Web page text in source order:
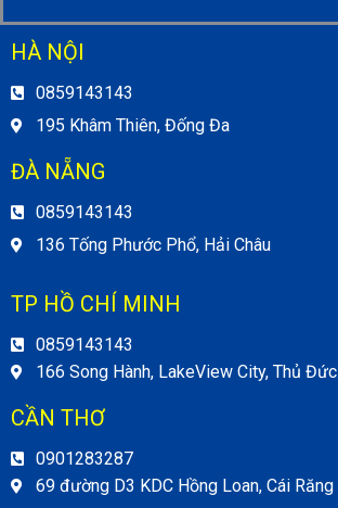
HÀ NỘI
0859143143
195 Khâm Thiên, Đống Đa
ĐÀ NẴNG
0859143143
136 Tống Phước Phổ, Hải Châu
TP HỒ CHÍ MINH
0859143143
166 Song Hành, LakeView City, Thủ Đức
CẦN THƠ
0901283287
69 đường D3 KDC Hồng Loan, Cái Răng